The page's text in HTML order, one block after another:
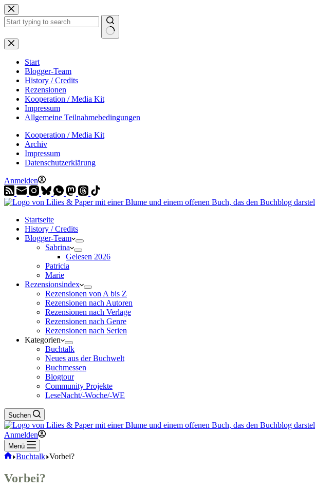
Zum
Inhalt
springen
Start
Blogger-Team
History / Credits
Rezensionen
Kooperation / Media Kit
Impressum
Allgemeine Teilnahmebedingungen
Kooperation / Media Kit
Archiv
Impressum
Datenschutzerklärung
Anmelden
Startseite
History / Credits
Blogger-Team
Sabrina
Gelesen 2026
Patricia
Marie
Rezensionsindex
Rezensionen von A bis Z
Rezensionen nach Autoren
Rezensionen nach Verlage
Rezensionen nach Genre
Rezensionen nach Serien
Kategorien
Buchtalk
Neues aus der Buchwelt
Buchmessen
Blogtour
Community Projekte
LeseNacht/-Woche/-WE
Suchen
Anmelden
Menü
Start
Buchtalk Vorbei?
Vorbei?